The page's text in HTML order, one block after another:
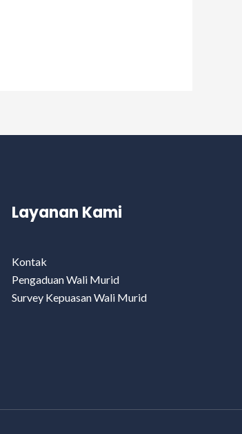
Layanan Kami
Kontak
Pengaduan Wali Murid
Survey Kepuasan Wali Murid